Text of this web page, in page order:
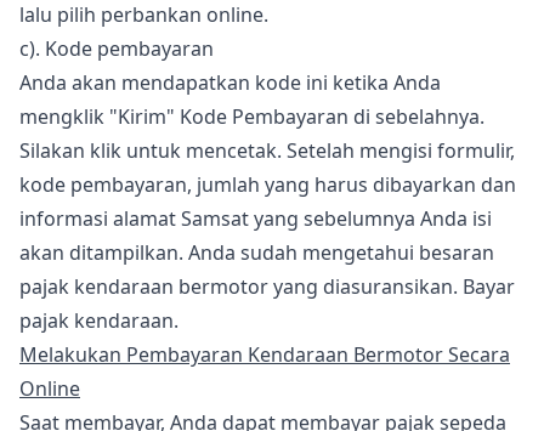
lalu pilih perbankan online.
c). Kode pembayaran
Anda akan mendapatkan kode ini ketika Anda
mengklik "Kirim" Kode Pembayaran di sebelahnya.
Silakan klik untuk mencetak. Setelah mengisi formulir,
kode pembayaran, jumlah yang harus dibayarkan dan
informasi alamat Samsat yang sebelumnya Anda isi
akan ditampilkan. Anda sudah mengetahui besaran
pajak kendaraan bermotor yang diasuransikan. Bayar
pajak kendaraan.
Melakukan Pembayaran Kendaraan Bermotor Secara
Online
Saat membayar, Anda dapat membayar pajak sepeda